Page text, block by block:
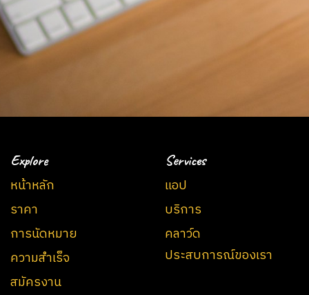
Explore
หน้าหลัก
ราคา
การนัดหมาย
ความสำเร็จ
สมัครงาน
Services
แอป
บริการ
คลาว์ด
ประสบการณ์ของเรา